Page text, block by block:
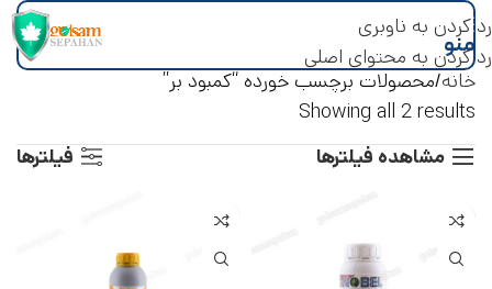
رد کردن به ناوبری
رد کردن به محتوای اصلی
منو
خانه محصولات برچسب خورده “کمبود بر”
Showing all 2 results
مشاهده فیلترها
فیلترها